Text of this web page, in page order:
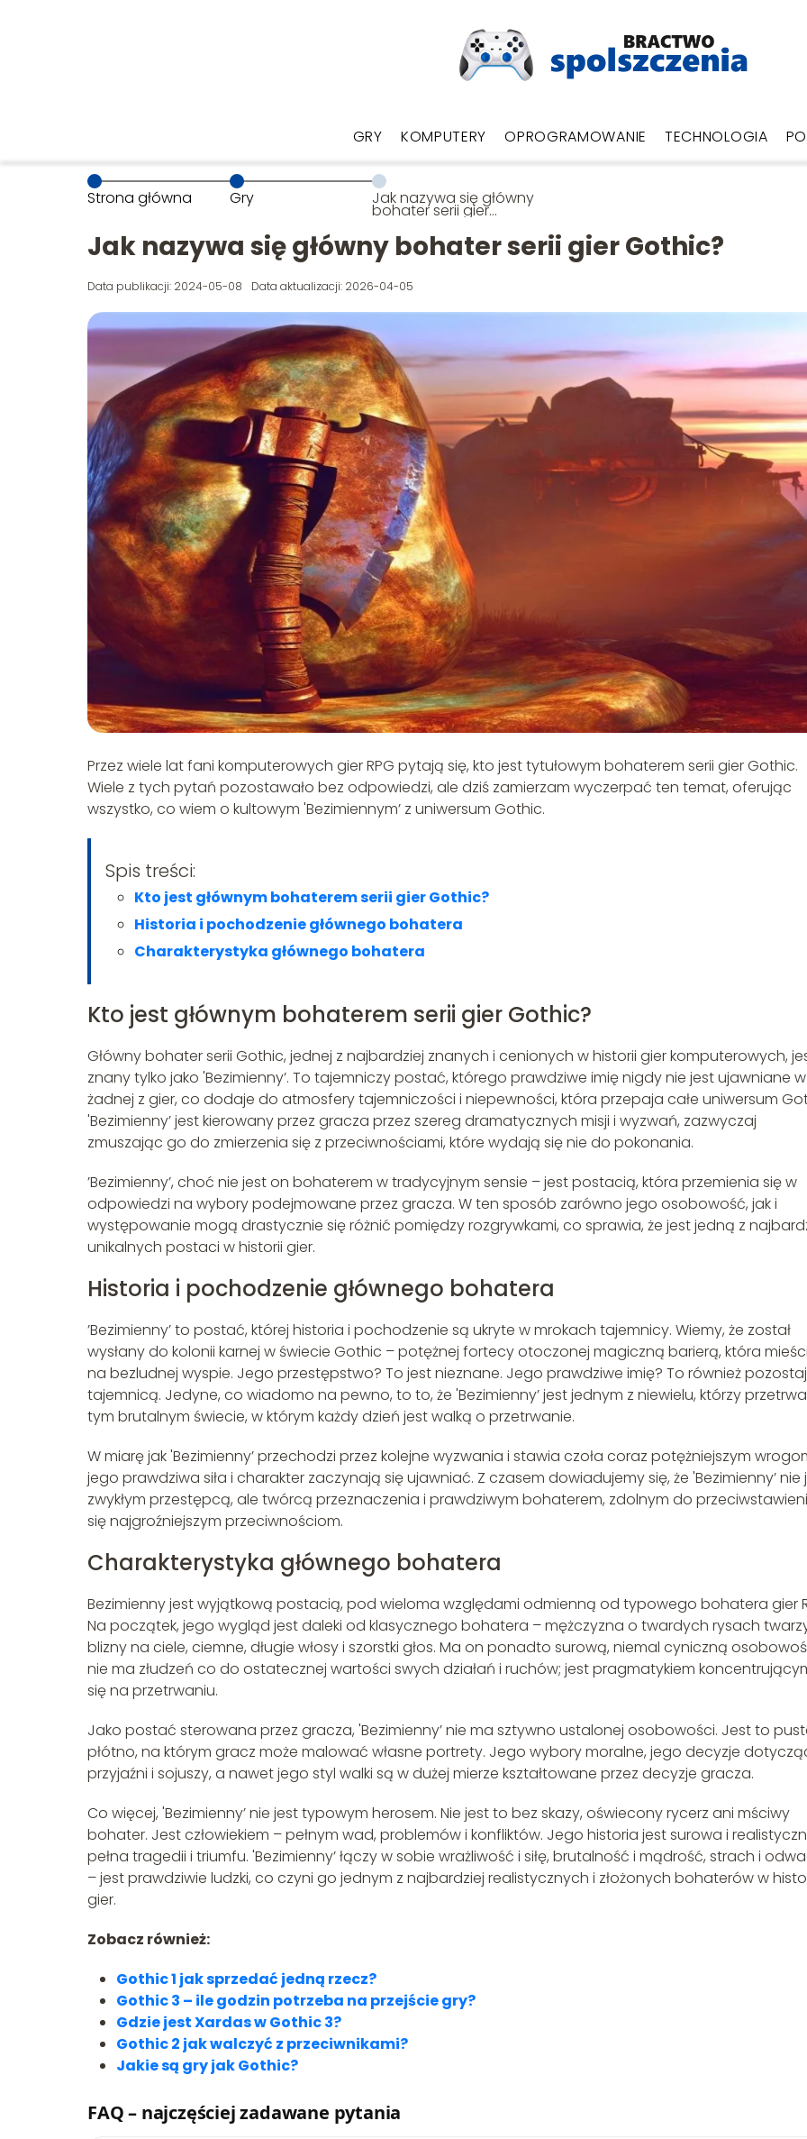
GRY KOMPUTERY OPROGRAMOWANIE TECHNOLOGIA
Strona główna Gry Jak nazywa się główny
bohater serii gier
Jak nazywa się główny bohater serii gier Gothic?
Data publikacji: 2024-05-08 Data aktualizacji: 2026-04-05
Przez wiele lat fani komputerowych gier RPG pytają się, kto jest tytułowym bohaterem serii gier Gothic.
Wiele z tych pytań pozostawało bez odpowiedzi, ale dziś zamierzam wyczerpać ten temat, oferując
wszystko, co wiem o kultowym 'Bezimiennym’ z uniwersum Gothic.
Spis treści:
Kto jest głównym bohaterem serii gier Gothic?
Historia i pochodzenie głównego bohatera
Charakterystyka głównego bohatera
Kto jest głównym bohaterem serii gier Gothic?
Główny bohater serii Gothic, jednej z najbardziej znanych i cenionych w historii gier komputerowych,
znany tylko jako 'Bezimienny’. To tajemniczy postać, którego prawdziwe imię nigdy nie jest ujawniane w
żadnej z gier, co dodaje do atmosfery tajemniczości i niepewności, która przepaja całe uniwersum
'Bezimienny’ jest kierowany przez gracza przez szereg dramatycznych misji i wyzwań, zazwyczaj
zmuszając go do zmierzenia się z przeciwnościami, które wydają się nie do pokonania.
’Bezimienny’, choć nie jest on bohaterem w tradycyjnym sensie – jest postacią, która przemienia się w
odpowiedzi na wybory podejmowane przez gracza. W ten sposób zarówno jego osobowość, jak i
występowanie mogą drastycznie się różnić pomiędzy rozgrywkami, co sprawia, że jest jedną z
unikalnych postaci w historii gier.
Historia i pochodzenie głównego bohatera
’Bezimienny’ to postać, której historia i pochodzenie są ukryte w mrokach tajemnicy. Wiemy, że został
wysłany do kolonii karnej w świecie Gothic – potężnej fortecy otoczonej magiczną barierą, która
na bezludnej wyspie. Jego przestępstwo? To jest nieznane. Jego prawdziwe imię? To również
tajemnicą. Jedyne, co wiadomo na pewno, to to, że 'Bezimienny’ jest jednym z niewielu, którzy
tym brutalnym świecie, w którym każdy dzień jest walką o przetrwanie.
W miarę jak 'Bezimienny’ przechodzi przez kolejne wyzwania i stawia czoła coraz potężniejszym
jego prawdziwa siła i charakter zaczynają się ujawniać. Z czasem dowiadujemy się, że 'Bezimienny’ nie
zwykłym przestępcą, ale twórcą przeznaczenia i prawdziwym bohaterem, zdolnym do
się najgroźniejszym przeciwnościom.
Charakterystyka głównego bohatera
Bezimienny jest wyjątkową postacią, pod wieloma względami odmienną od typowego bohatera gier
Na początek, jego wygląd jest daleki od klasycznego bohatera – mężczyzna o twardych rysach
blizny na ciele, ciemne, długie włosy i szorstki głos. Ma on ponadto surową, niemal cyniczną
nie ma złudzeń co do ostatecznej wartości swych działań i ruchów; jest pragmatykiem
się na przetrwaniu.
Jako postać sterowana przez gracza, 'Bezimienny’ nie ma sztywno ustalonej osobowości. Jest to
płótno, na którym gracz może malować własne portrety. Jego wybory moralne, jego decyzje
przyjaźni i sojuszy, a nawet jego styl walki są w dużej mierze kształtowane przez decyzje gracza.
Co więcej, 'Bezimienny’ nie jest typowym herosem. Nie jest to bez skazy, oświecony rycerz ani mściwy
bohater. Jest człowiekiem – pełnym wad, problemów i konfliktów. Jego historia jest surowa i
pełna tragedii i triumfu. 'Bezimienny’ łączy w sobie wrażliwość i siłę, brutalność i mądrość, strach i
– jest prawdziwie ludzki, co czyni go jednym z najbardziej realistycznych i złożonych bohaterów w
gier.
Zobacz również:
Gothic 1 jak sprzedać jedną rzecz?
Gothic 3 – ile godzin potrzeba na przejście gry?
Gdzie jest Xardas w Gothic 3?
Gothic 2 jak walczyć z przeciwnikami?
Jakie są gry jak Gothic?
FAQ – najczęściej zadawane pytania